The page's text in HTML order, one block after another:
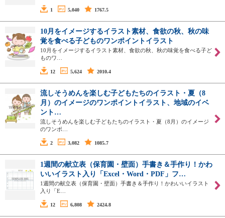
1 5,040 1767.5
10月をイメージするイラスト素材、食欲の秋、秋の味
覚を食べる子どものワンポイントイラスト
10月をイメージするイラスト素材、食欲の秋、秋の味覚を食べる子ど
ものワ…
12 5,624 2010.4
流しそうめんを楽しむ子どもたちのイラスト・夏（8
月）のイメージのワンポイントイラスト、地域のイベ
ント…
流しそうめんを楽しむ子どもたちのイラスト・夏（8月）のイメージ
のワンポ…
2 3,082 1085.7
1週間の献立表（保育園・壁面）手書き＆手作り！かわ
いいイラスト入り「Excel・Word・PDF」フ…
1週間の献立表（保育園・壁面）手書き＆手作り！かわいいイラスト
入り「E…
12 6,808 2424.8